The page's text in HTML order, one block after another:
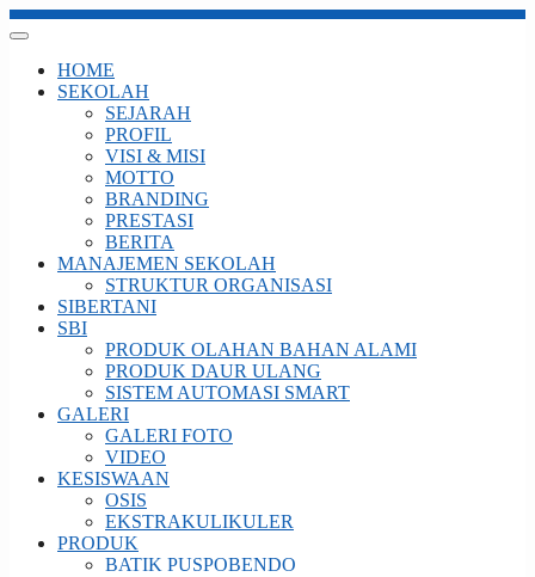
HOME
SEKOLAH
SEJARAH
PROFIL
VISI & MISI
MOTTO
BRANDING
PRESTASI
BERITA
MANAJEMEN SEKOLAH
STRUKTUR ORGANISASI
SIBERTANI
SBI
PRODUK OLAHAN BAHAN ALAMI
PRODUK DAUR ULANG
SISTEM AUTOMASI SMART
GALERI
GALERI FOTO
VIDEO
KESISWAAN
OSIS
EKSTRAKULIKULER
PRODUK
BATIK PUSPOBENDO